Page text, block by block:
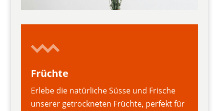
Früchte
Erlebe die natürliche Süsse und Frische
unserer getrockneten Früchte, perfekt für